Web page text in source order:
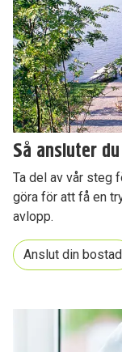
Så ansluter
Ta del av vår steg
göra för att få en
avlopp.
Anslut din bostad